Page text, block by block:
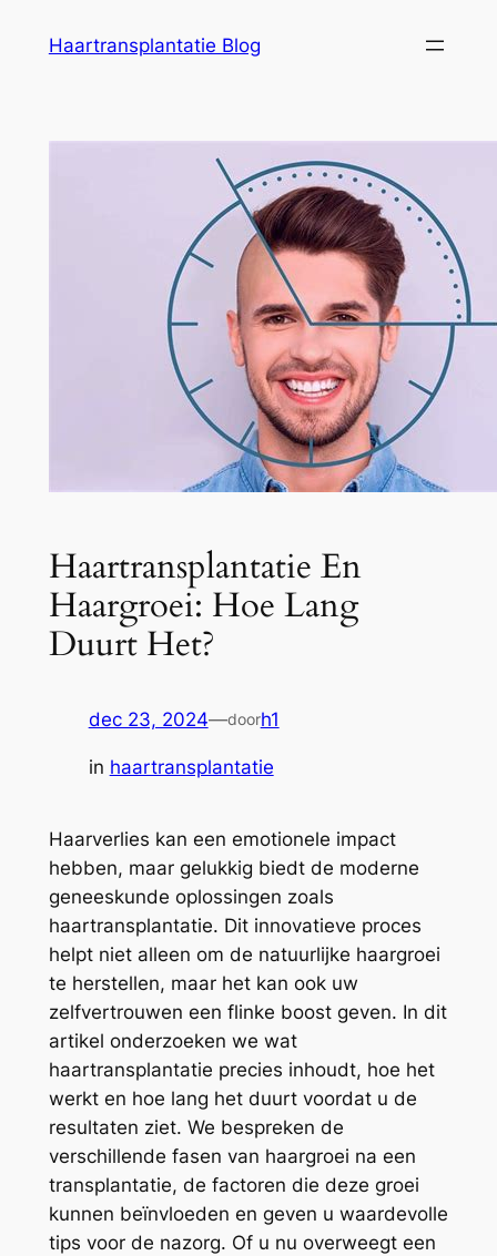
Haartransplantatie Blog
Haartransplantatie En
Haargroei: Hoe Lang
Duurt Het?
dec 23, 2024—doorh1
in haartransplantatie
Haarverlies kan een emotionele impact
hebben, maar gelukkig biedt de moderne
geneeskunde oplossingen zoals
haartransplantatie. Dit innovatieve proces
helpt niet alleen om de natuurlijke haargroei
te herstellen, maar het kan ook uw
zelfvertrouwen een flinke boost geven. In dit
artikel onderzoeken we wat
haartransplantatie precies inhoudt, hoe het
werkt en hoe lang het duurt voordat u de
resultaten ziet. We bespreken de
verschillende fasen van haargroei na een
transplantatie, de factoren die deze groei
kunnen beïnvloeden en geven u waardevolle
tips voor de nazorg. Of u nu overweegt een